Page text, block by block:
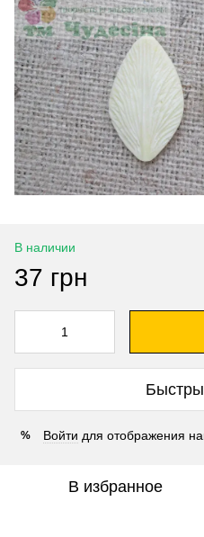
В наличии
37 грн
% Войти для отображения
В избранное